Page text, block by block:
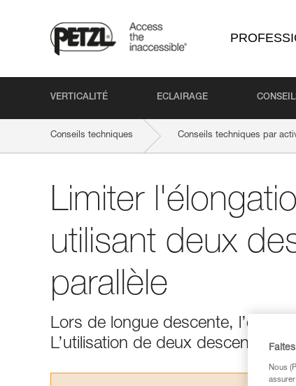
VERTICALITÉ ECLAIRAGE
Conseils techniques Conseils techniques par
Limiter
utilisant deux
parallèle
Lors de longue descente,
L’utilisation de deux
Nous